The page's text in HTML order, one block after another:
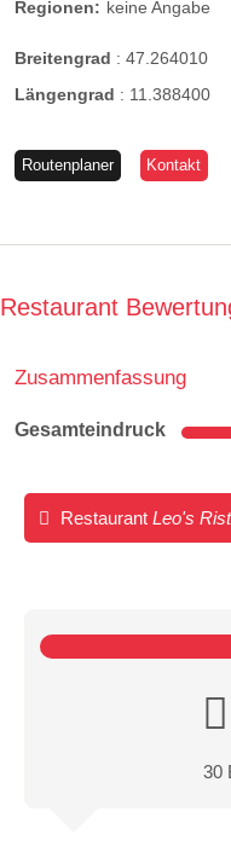
Regionen: keine Angabe
Breitengrad : 47.264010
Längengrad : 11.388400
Routenplaner Kontakt
Restaurant
Zusammenfassung
Gesamteindruck
Restaurant Leo's
30